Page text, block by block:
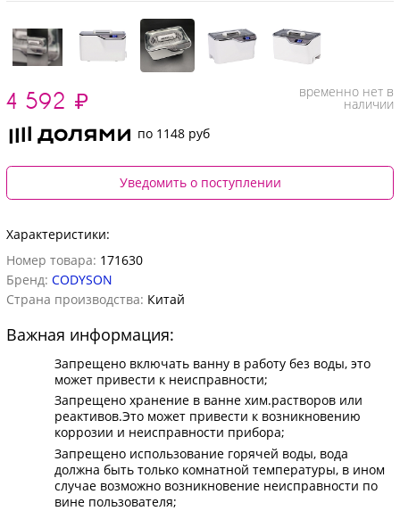
4 592 ₽ временно нет в
наличии
по 1148 руб
Уведомить о поступлении
Характеристики:
Номер товара: 171630
Бренд: CODYSON
Страна производства: Китай
Важная информация:
Запрещено включать ванну в работу без воды, это
может привести к неисправности;
Запрещено хранение в ванне хим.растворов или
реактивов.Это может привести к возникновению
коррозии и неисправности прибора;
Запрещено использование горячей воды, вода
должна быть только комнатной температуры, в ином
случае возможно возникновение неисправности по
вине пользователя;